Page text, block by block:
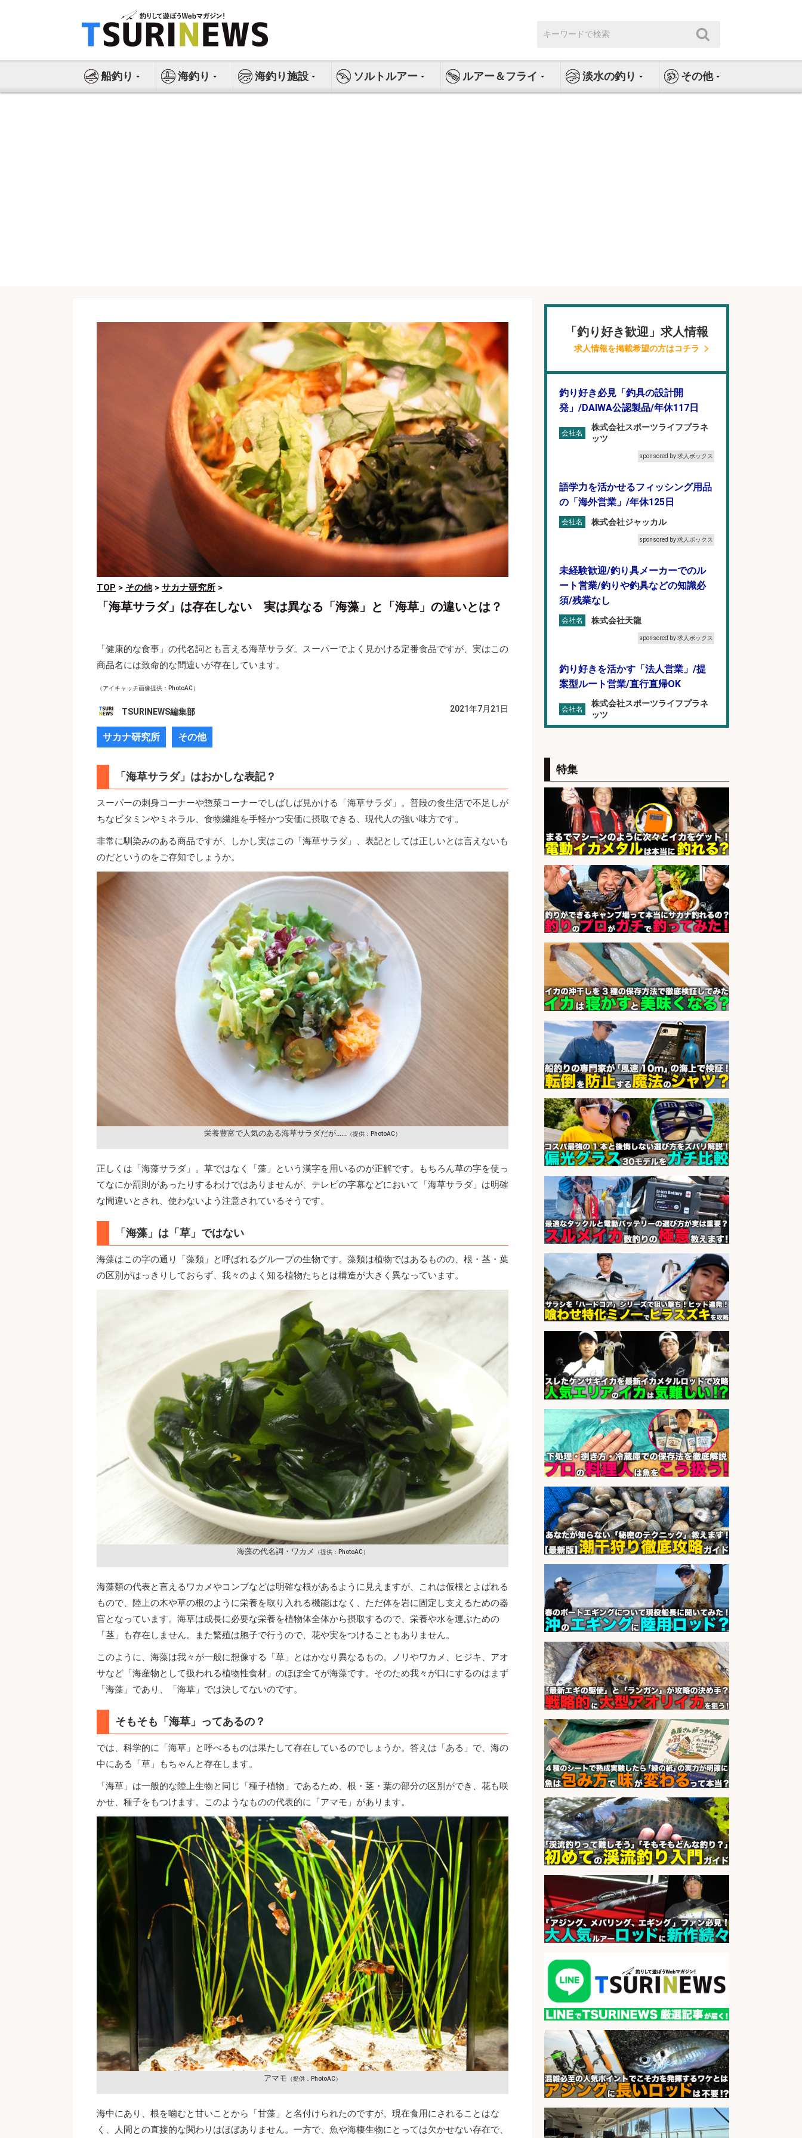
ス
索:
船釣り 海釣り 海釣り施設 ソルトルアー ルアー＆フライ 淡水の釣り その他
TOP > その他> サカナ研究所 >
「海草サラダ」は存在しない 実は異なる「海藻」と「海草」の違いとは？
「健康的な食事」の代名詞とも言える海草サラダ。スーパーでよく見かける定番食品ですが、実はこの
商品名には致命的な間違いが存在しています。
（アイキャッチ画像提供：PhotoAC）
TSURINEWS編集部 2021年7月21日
サカナ研究所 その他
「海草サラダ」はおかしな表記？
スーパーの刺身コーナーや惣菜コーナーでしばしば見かける「海草サラダ」。普段の食生活で不足しが
ちなビタミンやミネラル、食物繊維を手軽かつ安価に摂取できる、現代人の強い味方です。
非常に馴染みのある商品ですが、しかし実はこの「海草サラダ」、表記としては正しいとは言えないも
のだというのをご存知でしょうか。
栄養豊富で人気のある海草サラダだが…… （提供：PhotoAC）
正しくは「海藻サラダ」。草ではなく「藻」という漢字を用いるのが正解です。もちろん草の字を使っ
てなにか罰則があったりするわけではありませんが、テレビの字幕などにおいて「海草サラダ」は明確
な間違いとされ、使わないよう注意されているそうです。
「海藻」は「草」ではない
海藻はこの字の通り「藻類」と呼ばれるグループの生物です。藻類は植物ではあるものの、根・茎・葉
の区別がはっきりしておらず、我々のよく知る植物たちとは構造が大きく異なっています。
海藻の代名詞・ワカメ （提供：PhotoAC）
海藻類の代表と言えるワカメやコンブなどは明確な根があるように見えますが、これは仮根とよばれる
もので、陸上の木や草の根のように栄養を取り入れる機能はなく、ただ体を岩に固定し支えるための器
官となっています。海草は成長に必要な栄養を植物体全体から摂取するので、栄養や水を運ぶための
「茎」も存在しません。また繁殖は胞子で行うので、花や実をつけることもありません。
このように、海藻は我々が一般に想像する「草」とはかなり異なるもの。ノリやワカメ、ヒジキ、アオ
サなど「海産物として扱われる植物性食材」のほぼ全てが海藻です。そのため我々が口にするのはまず
「海藻」であり、「海草」では決してないのです。
そもそも「海草」ってあるの？
では、科学的に「海草」と呼べるものは果たして存在しているのでしょうか。答えは「ある」で、海の
中にある「草」もちゃんと存在します。
「海草」は一般的な陸上生物と同じ「種子植物」であるため、根・茎・葉の部分の区別ができ、花も咲
かせ、種子をもつけます。このようなものの代表的に「アマモ」があります。
アマモ （提供：PhotoAC）
海中にあり、根を噛むと甘いことから「甘藻」と名付けられたのですが、現在食用にされることはな
く、人間との直接的な関わりはほぼありません。一方で、魚や海棲生物にとっては欠かせない存在で、
「釣り好き歓迎」求人情報
求人情報を掲載希望の方はコチラ
釣り好き必見「釣具の設計開
発」/DAIWA公認製品/年休117日
会社名
株式会社スポーツライフプラネ
ッツ
sponsored by 求人ボックス
語学力を活かせるフィッシング用品
の「海外営業」/年休125日
会社名 株式会社ジャッカル
sponsored by 求人ボックス
未経験歓迎/釣り具メーカーでのル
ート営業/釣りや釣具などの知識必
須/残業なし
会社名 株式会社天龍
sponsored by 求人ボックス
釣り好きを活かす「法人営業」/提
案型ルート営業/直行直帰OK
会社名
株式会社スポーツライフプラネ
ッツ
釣り具などの出荷作業～～/工場/製
造
会社名 UTグループ株式会社
sponsored by 求人ボックス
宮崎/魚や漁業に関わる現場・事務
会社名 宮崎県漁業協同組合連合会
sponsored by 求人ボックス
福岡「現場監督」/釣り好き歓迎/残
業10時間/経験者歓迎
会社名 広松久水産株式会社
sponsored by 求人ボックス
釣り具メーカーでの釣り竿の販売促
進業務
会社名 株式会社天龍
sponsored by 求人ボックス
精肉・青果・鮮魚販売/「志布志
市」「時給1,150円〜」志布志市内
でお魚のカットや商品の陳列スタッ
フ/車通勤OK×時間選べる×未経験歓
迎/鹿児島県/志布志市
会社名 株式会社ホットスタッフ鹿児島
sponsored by 求人ボックス
精肉・青果・鮮魚販売/「志布志
市」「時給1,150円〜」志布志市周
辺でお魚のカットや商品の陳列スタ
ッフ/未経験歓迎×残業少なめ×車通
勤OK/鹿児島県/志布志市
会社名 株式会社ホットスタッフ鹿児島
sponsored by 求人ボックス
さらに求人情報を見る
特集